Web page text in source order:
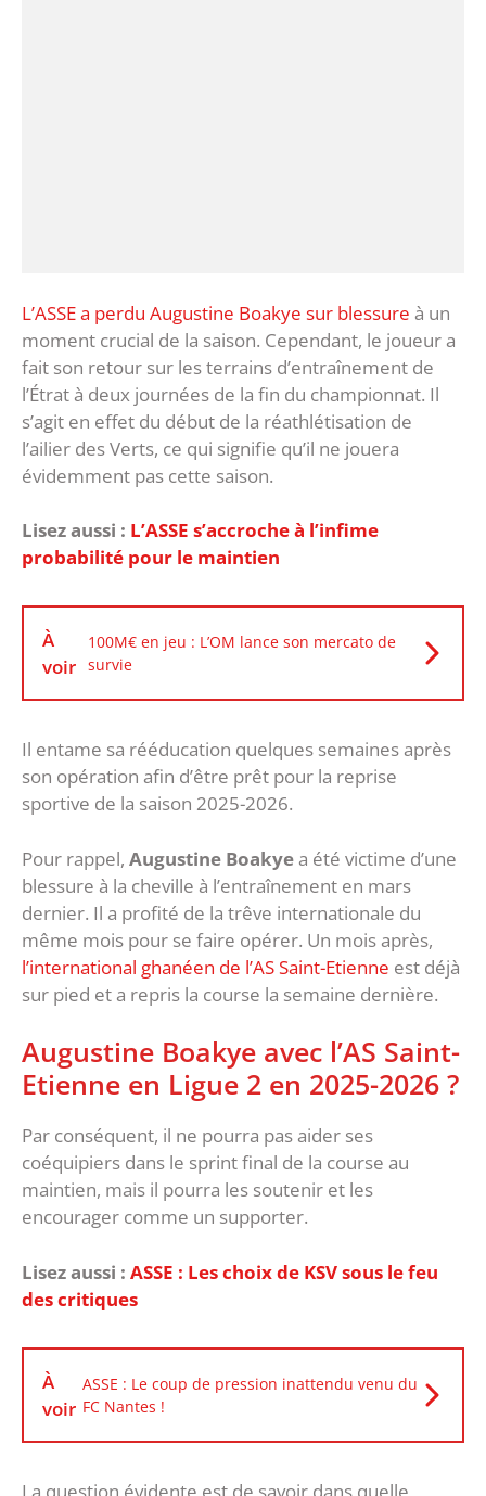
L’ASSE a perdu Augustine Boakye sur blessure à un
moment crucial de la saison. Cependant, le joueur a
fait son retour sur les terrains d’entraînement de
l’Étrat à deux journées de la fin du championnat. Il
s’agit en effet du début de la réathlétisation de
l’ailier des Verts, ce qui signifie qu’il ne jouera
évidemment pas cette saison.
Lisez aussi : L’ASSE s’accroche à l’infime
probabilité pour le maintien
À
voir
100M€ en jeu : L’OM lance son mercato de
survie
Il entame sa rééducation quelques semaines après
son opération afin d’être prêt pour la reprise
sportive de la saison 2025-2026.
Pour rappel, Augustine Boakyea été victime d’une
blessure à la cheville à l’entraînement en mars
dernier. Il a profité de la trêve internationale du
même mois pour se faire opérer. Un mois après,
l’international ghanéen de l’AS Saint-Etienne est déjà
sur pied et a repris la course la semaine dernière.
Augustine Boakye avec l’AS Saint-
Etienne en Ligue 2 en 2025-2026 ?
Par conséquent, il ne pourra pas aider ses
coéquipiers dans le sprint final de la course au
maintien, mais il pourra les soutenir et les
encourager comme un supporter.
Lisez aussi : ASSE : Les choix de KSV sous le feu
des critiques
À
voir
ASSE : Le coup de pression inattendu venu du
FC Nantes !
La question évidente est de savoir dans quelle